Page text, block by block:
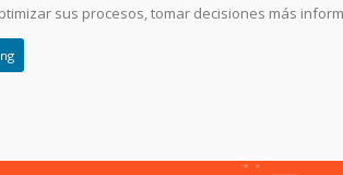
sus procesos, tomar decisiones más